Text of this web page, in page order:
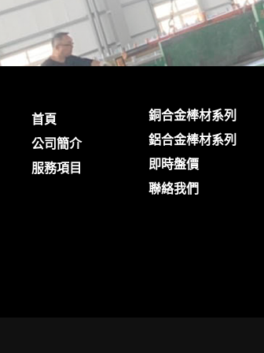
首頁
公司簡介
服務項目
銅合金棒材系列
鋁合金棒材系列
即時盤價
聯絡我們